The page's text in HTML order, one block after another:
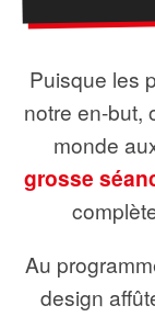
Puisque les
notre en-but,
monde
grosse
Au
design